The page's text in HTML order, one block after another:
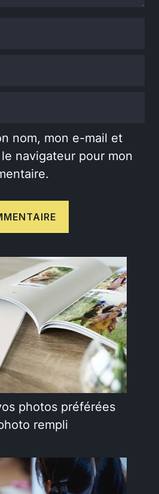
nom, mon e-mail et
navigateur pour mon
photos préférées
rempli